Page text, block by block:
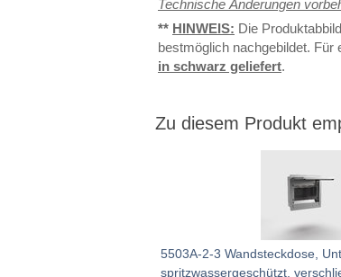
Technische Änderungen
** HINWEIS: Die
bestmöglich nachgebildet. Für
in schwarz geliefert.
Zu diesem Produkt
5503A-2-3 Wandsteckdose,
spritzwassergeschützt,